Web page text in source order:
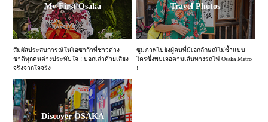
My First Osaka
สัมผัสประสบการณ์ในโอซาก้าที่ชาวต่าง
ชาติทุกคนต่างประทับใจ ! บอกเล่าด้วยเสียง
จริงจากใจจริง
Travel Photos
ซูมภาพไปยังผู้คนที่มีเอกลักษณ์ไม่ซ้ำแบบ
ใครซึ่งพบเจอตามเส้นทางรถไฟ Osaka Metro
!
Discover OSAKA